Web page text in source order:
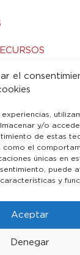
el
y/o
de estas
como el
únicas en
puede
y
Aceptar
Denegar